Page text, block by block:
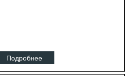
Подробнее